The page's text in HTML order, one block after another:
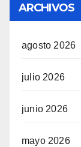
ARCHIVOS
agosto 2026
julio 2026
junio 2026
mayo 2026